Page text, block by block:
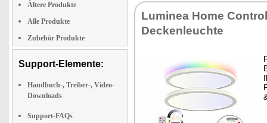
Ältere Produkte
Alle Produkte
Zubehör Produkte
Support-Elemente:
Handbuch-, Treiber-, Video-
Downloads
Support-FAQs
Luminea Home
Deckenleuchte